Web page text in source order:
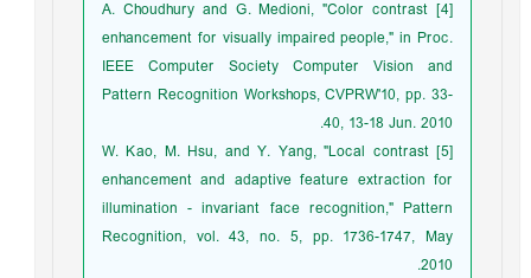
[4] A. Choudhury and G. Medioni, "Color contrast
enhancement for visually impaired people," in Proc.
IEEE Computer Society Computer Vision and
Pattern Recognition Workshops, CVPRW'10, pp. 33-
40, 13-18 Jun. 2010.
[5] W. Kao, M. Hsu, and Y. Yang, "Local contrast
enhancement and adaptive feature extraction for
illumination - invariant face recognition," Pattern
Recognition, vol. 43, no. 5, pp. 1736-1747, May
2010.